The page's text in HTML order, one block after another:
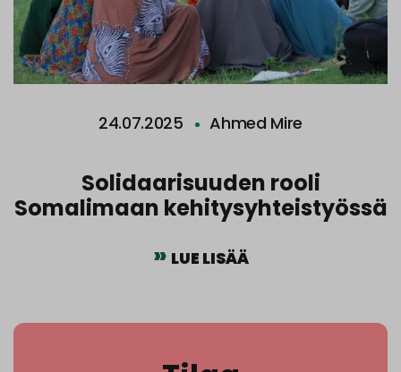
24.07.2025 Ahmed Mire
Solidaarisuuden rooli
Somalimaan kehitysyhteistyössä
LUE LISÄÄ